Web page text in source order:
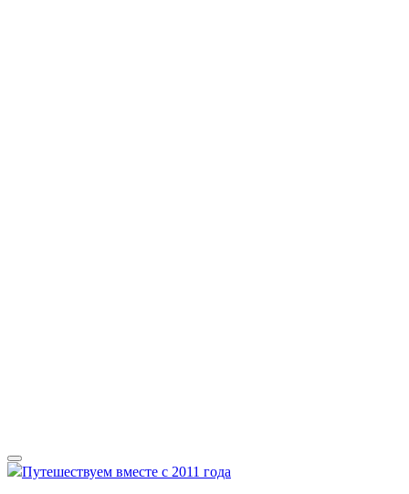
Путешествуем вместе с 2011 года